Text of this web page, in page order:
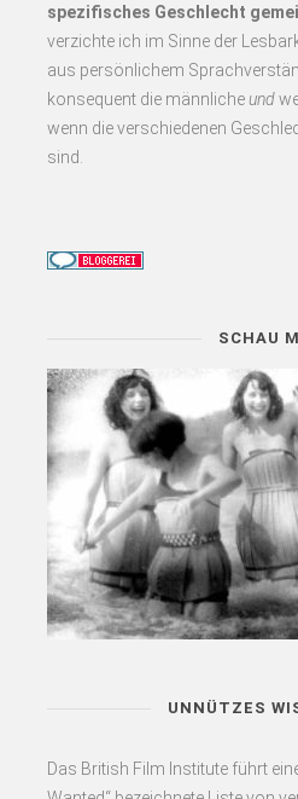
spezifisches Geschlecht
verzichte ich im Sinne der
aus persönlichem
konsequent die männlicheund
wenn die verschiedenen
sind.
SCHAU
UNNÜTZES
Das British Film Institute führt